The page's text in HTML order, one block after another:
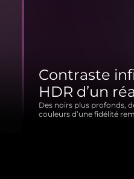
Contraste
HDR d’un
Des noirs plus profonds,
couleurs d’une fidélité